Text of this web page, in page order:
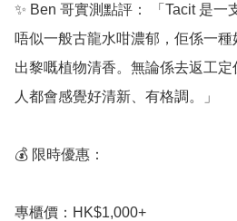
✨ Ben 哥實測點評： 「Tacit 是一
唔似一般古龍水咁濃郁，佢係一
出黎嘅植物清香。無論係去返工
人都會感覺好清新、有格調。」
💰 限時優惠：
專櫃價：HK$1,000+